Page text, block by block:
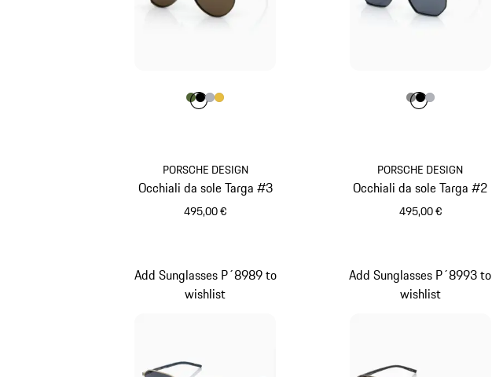
PORSCHE DESIGN
Occhiali da sole Targa #3
495,00 €
Colore
ColoreOlivegreen
Colore
ColoreColore
PORSCHE DESIGN
Occhiali da sole Targa #2
495,00 €
Colore
Colore
ColoreColore
Add Sunglasses P´8989 to
wishlist
Add Sunglasses P´8993 to
wishlist